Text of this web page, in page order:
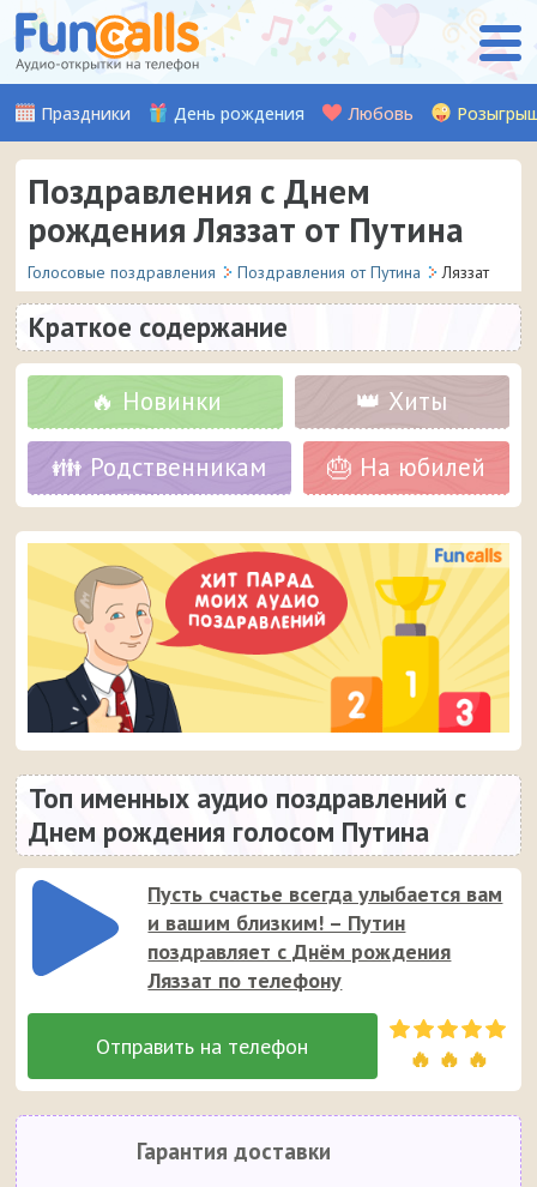
Праздники День рождения Любовь
Поздравления с Днем
рождения Ляззат от Путина
Голосовые поздравления Поздравления от Путина Ляззат
Краткое содержание
🔥 Новинки 👑 Хиты
👪 Родственникам 🎂 На юбилей
Топ именных аудио поздравлений с
Днем рождения голосом Путина
Пусть счастье всегда улыбается вам
и вашим близким! – Путин
поздравляет с Днём рождения
Ляззат по телефону
🔥 🔥 🔥
Гарантия доставки